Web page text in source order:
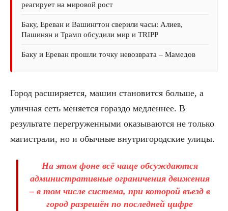
реагирует на мировой рост
Баку, Ереван и Вашингтон сверили часы: Алиев,
Пашинян и Трамп обсудили мир и TRIPP
Баку и Ереван прошли точку невозврата – Мамедов
Город расширяется, машин становится больше, а
уличная сеть меняется гораздо медленнее. В
результате перегруженными оказываются не только
магистрали, но и обычные внутригородские улицы.
На этом фоне всё чаще обсуждаются
административные ограничения движения
– в том числе система, при которой въезд в
город разрешён по последней цифре